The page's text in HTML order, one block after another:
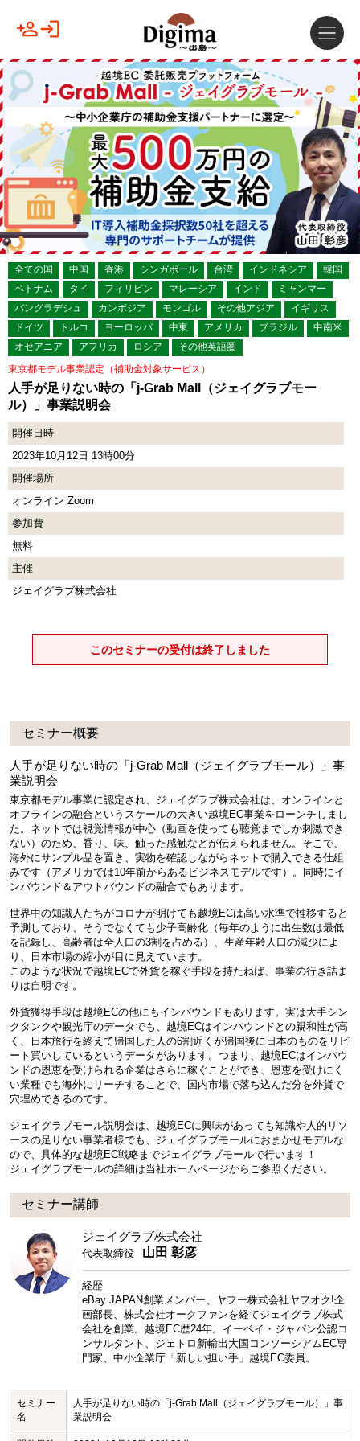
全ての国 中国 香港 シンガポール 台湾 インドネシア
韓国
ベトナム
タイ フィリピン マレーシア インド
ミャンマー
バングラデシュ
カンボジア モンゴル その他アジア
イギリス
ドイツ
トルコ ヨーロッパ 中東 アメリカ ブラジル
中南米
オセアニア
アフリカ ロシア
その他英語圏
東京都モデル事業認定（補助金対象サービス）
人手が足りない時の「j-Grab Mall（ジェイグラブモー
ル）」事業説明会
開催日時
2023年10月12日 13時00分
開催場所
オンライン Zoom
参加費
無料
主催
ジェイグラブ株式会社
このセミナーの受付は終了しました
セミナー概要
人手が足りない時の「j-Grab Mall（ジェイグラブモール）」事
業説明会
東京都モデル事業に認定され、ジェイグラブ株式会社は、オンラインと
オフラインの融合というスケールの大きい越境EC事業をローンチしまし
た。ネットでは視覚情報が中心（動画を使っても聴覚までしか刺激でき
ない）のため、香り、味、触った感触などが伝えられません。そこで、
海外にサンプル品を置き、実物を確認しながらネットで購入できる仕組
みです（アメリカでは10年前からあるビジネスモデルです）。同時にイ
ンバウンド＆アウトバウンドの融合でもあります。
世界中の知識人たちがコロナが明けても越境ECは高い水準で推移すると
予測しており、そうでなくても少子高齢化（毎年のように出生数は最低
を記録し、高齢者は全人口の3割を占める）、生産年齢人口の減少によ
り、日本市場の縮小が目に見えています。
このような状況で越境ECで外貨を稼ぐ手段を持たねば、事業の行き詰ま
りは自明です。
外貨獲得手段は越境ECの他にもインバウンドもあります。実は大手シン
クタンクや観光庁のデータでも、越境ECはインバウンドとの親和性が高
く、日本旅行を終えて帰国した人の6割近くが帰国後に日本のものをリピ
ート買いしているというデータがあります。つまり、越境ECはインバウ
ンドの恩恵を受けられる企業はさらに稼ぐことができ、恩恵を受けにく
い業種でも海外にリーチすることで、国内市場で落ち込んだ分を外貨で
穴埋めできるのです。
ジェイグラブモール説明会は、越境ECに興味があっても知識や人的リソ
ースの足りない事業者様でも、ジェイグラブモールにおまかせモデルな
ので、具体的な越境EC戦略までジェイグラブモールで行います！
ジェイグラブモールの詳細は当社ホームページからご参照ください。
セミナー講師
ジェイグラブ株式会社
代表取締役 山田 彰彦
経歴
eBay JAPAN創業メンバー、ヤフー株式会社ヤフオク!企
画部長、株式会社オークファンを経てジェイグラブ株式
会社を創業。越境EC歴24年。イーベイ・ジャパン公認コ
ンサルタント、ジェトロ新輸出大国コンソーシアムEC専
門家、中小企業庁「新しい担い手」越境EC委員。
セミナー
名
人手が足りない時の「j-Grab Mall（ジェイグラブモール）」事
業説明会